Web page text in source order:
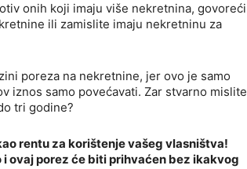
onih koji imaju više nekretnina, govoreći
ili zamislite imaju nekretninu za
poreza na nekretnine, jer ovo je samo
iznos samo povećavati. Zar stvarno mislite
tri godine?
rentu za korištenje vašeg vlasništva!
ovaj porez će biti prihvaćen bez ikakvog